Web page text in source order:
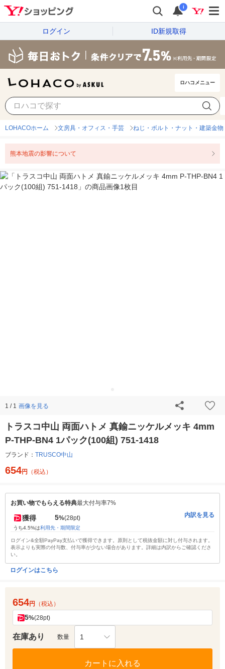
i
ログイン ID新規取得
ロハコメニュー
LOHACOホーム 文房具・オフィス・手芸 ねじ・ボルト・ナット・建築金物
熊本地震の影響について
1 / 1 画像を見る
トラスコ中山 両面ハトメ 真鍮ニッケルメッキ 4mm
P-THP-BN4 1パック(100組) 751-1418
ブランド： TRUSCO中山
654円 （税込）
お買い物でもらえる特典最大付与率7%
獲得 5%(28pt)
うち4.5%は利用先・期間限定
内訳を見る
ログイン&全額PayPay支払いで獲得できます。原則として税抜金額に対し付与されます。
表示よりも実際の付与数、付与率が少ない場合があります。詳細は内訳からご確認くださ
い。
ログインはこちら
654円 （税込）
5%(28pt)
在庫あり 数量 1
カートに入れる